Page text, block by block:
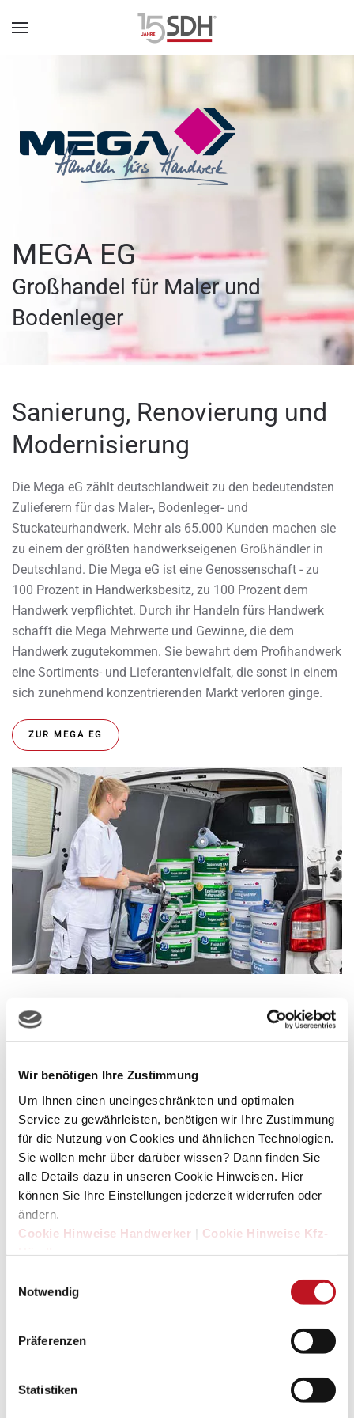
Wir benötigen Ihre Zustimmung
Um Ihnen einen uneingeschränkten und optimalen
Service zu gewährleisten, benötigen wir Ihre Zustimmung
für die Nutzung von Cookies und ähnlichen Technologien.
Sie wollen mehr über darüber wissen? Dann finden Sie
alle Details dazu in unseren Cookie Hinweisen. Hier
können Sie Ihre Einstellungen jederzeit widerrufen oder
ändern.
Cookie Hinweise Handwerker | Cookie Hinweise Kfz-
Notwendig
Präferenzen
Statistiken
MEGA EG
Großhandel für Maler und
Bodenleger
Sanierung, Renovierung und
Modernisierung
Die Mega eG zählt deutschlandweit zu den bedeutendsten
Zulieferern für das Maler-, Bodenleger- und
Stuckateurhandwerk. Mehr als 65.000 Kunden machen sie
zu einem der größten handwerkseigenen Großhändler in
Deutschland. Die Mega eG ist eine Genossenschaft - zu
100 Prozent in Handwerksbesitz, zu 100 Prozent dem
Handwerk verpflichtet. Durch ihr Handeln fürs Handwerk
schafft die Mega Mehrwerte und Gewinne, die dem
Handwerk zugutekommen. Sie bewahrt dem Profihandwerk
eine Sortiments- und Lieferantenvielfalt, die sonst in einem
sich zunehmend konzentrierenden Markt verloren ginge.
ZUR MEGA EG
MEGA GOLDCARD CLUB
profitieren von einer Vielzahl handwerksgerechter
Angeboten. Durch eine Mega GoldCard Mitgliedschaft für
nur 30 Euro netto im Jahr lassen sich beim Kauf von Mega
wertvolle Punkte sammeln, die vielfältig eingelöst werden